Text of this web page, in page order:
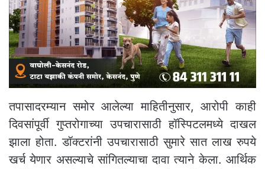
तपासादरम्यान समोर आलेल्या माहितीनुसार, आरोपी काही
दिवसांपूर्वी गुप्तरोगाच्या उपचारासाठी हॉस्पिटलमध्ये दाखल
झाला होता. डॉक्टरांनी उपचारासाठी सुमारे सात लाख रुपये
खर्च येणार असल्याचे सांगितल्याचा दावा त्याने केला. आर्थिक